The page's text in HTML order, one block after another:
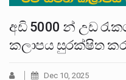
අඩි 5000 න් උඩ
කලාපය සුරක්ෂිත
Dec 10, 2025